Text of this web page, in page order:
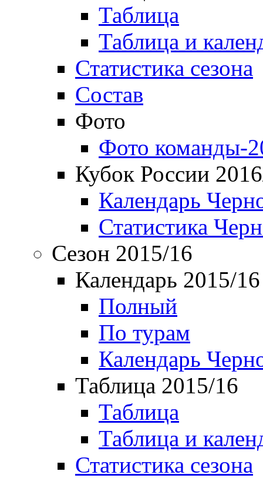
Таблица
Таблица и
Статистика сезона
Состав
Фото
Фото команды-
Кубок России
Календарь
Статистика
Сезон 2015/16
Календарь 2015/16
Полный
По турам
Календарь
Таблица 2015/16
Таблица
Таблица и
Статистика сезона